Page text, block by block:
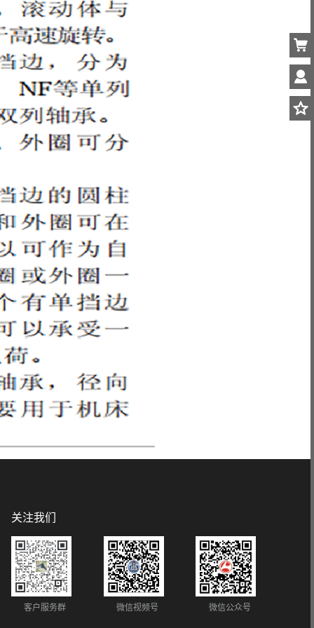
关注我们
客户服务群 微信视频号 微信公众号